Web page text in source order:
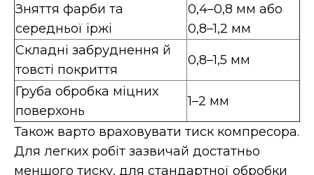
Зняття фарби та
середньої іржі
0,4–0,8 мм або
0,8–1,2 мм
Складні забруднення й
товсті покриття
0,8–1,5 мм
Груба обробка міцних
поверхонь
1–2 мм
Також варто враховувати тиск компресора.
Для легких робіт зазвичай достатньо
меншого тиску, для стандартної обробки